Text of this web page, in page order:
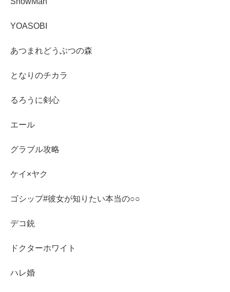
YOASOBI
あつまれどうぶつの森
となりのチカラ
るろうに剣心
エール
グラブル攻略
ケイ×ヤク
ゴシップ#彼女が知りたい本当の○○
デコ銃
ドクターホワイト
ハレ婚